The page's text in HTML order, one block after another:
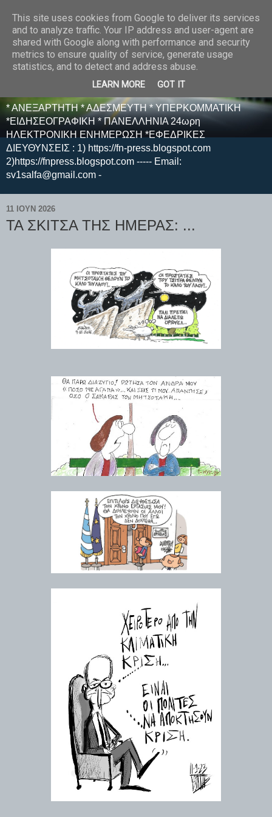
E F E N P R E S S -
ΗΛΕΚΤΡΟΝΙΚΗ
ΕΦΗΜΕΡΙΔΑ
* ΑΝΕΞΑΡΤΗΤΗ * ΑΔΕΣΜΕΥΤΗ * ΥΠΕΡΚΟΜΜΑΤΙΚΗ
*ΕΙΔΗΣΕΟΓΡΑΦΙΚΗ * ΠΑΝΕΛΛΗΝΙΑ 24ωρη
ΗΛΕΚΤΡΟΝΙΚΗ ΕΝΗΜΕΡΩΣΗ *ΕΦΕΔΡΙΚΕΣ
ΔΙΕΥΘΥΝΣΕΙΣ : 1) https://fn-press.blogspot.com
2)https://fnpress.blogspot.com ----- Email:
sv1salfa@gmail.com -
11 ΙΟΥΝ 2026
ΤΑ ΣΚΙΤΣΑ ΤΗΣ ΗΜΕΡΑΣ: ...
This site uses cookies from Google to deliver its services
and to analyze traffic. Your IP address and user-agent are
shared with Google along with performance and security
metrics to ensure quality of service, generate usage
statistics, and to detect and address abuse.
LEARN MORE GOT IT